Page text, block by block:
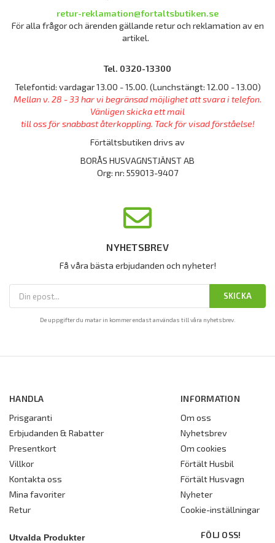
retur-reklamation@fortaltsbutiken.se
För alla frågor och ärenden gällande retur och reklamation av en
artikel.
Tel. 0320-13300
Telefontid: vardagar 13.00 - 15.00. (Lunchstängt: 12.00 - 13.00)
Mellan v. 28 - 33 har vi begränsad möjlighet att svara i telefon.
Vänligen skicka ett mail
till oss för snabbast återkoppling. Tack för visad förståelse!
Förtältsbutiken drivs av
BORÅS HUSVAGNSTJÄNST AB
Org: nr: 559013-9407
NYHETSBREV
Få våra bästa erbjudanden och nyheter!
SKICKA
De uppgifter du matar in kommer endast användas till våra nyhetsbrev.
HANDLA
Prisgaranti
Erbjudanden & Rabatter
Presentkort
Villkor
Kontakta oss
Mina favoriter
Retur
INFORMATION
Om oss
Nyhetsbrev
Om cookies
Förtält Husbil
Förtält Husvagn
Nyheter
Cookie-inställningar
Utvalda Produkter FÖLJ OSS!